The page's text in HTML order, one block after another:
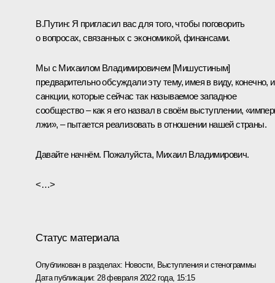
В.Путин: Я пригласил вас для того, чтобы поговорить
о вопросах, связанных с экономикой, финансами.
Мы с Михаилом Владимировичем [Мишустиным]
предварительно обсуждали эту тему, имея в виду, конечно,
санкции, которые сейчас так называемое западное
сообщество – как я его назвал в своём выступлении,
лжи», – пытается реализовать в отношении нашей страны.
Давайте начнём. Пожалуйста, Михаил Владимирович.
<…>
Статус материала
Опубликован в разделах: Новости, Выступления и стенограммы
Дата публикации: 28 февраля 2022 года, 15:15